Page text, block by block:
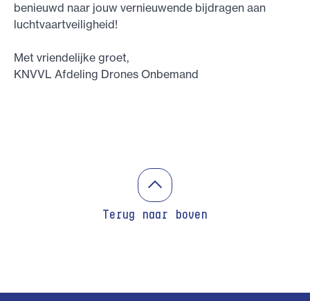
benieuwd naar jouw vernieuwende bijdragen aan
luchtvaartveiligheid!
Met vriendelijke groet,
KNVVL Afdeling Drones Onbemand
Terug naar boven